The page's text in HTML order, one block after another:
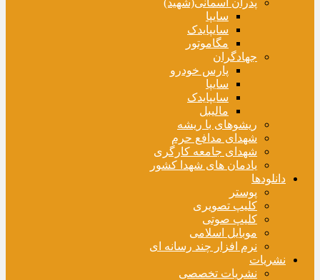
پدران آسمانی(شهید)
سایپا
سایپایدک
مگاموتور
جهادگران
پارس خودرو
سایپا
سایپایدک
مالیبل
ریشوهای با ریشه
شهدای مدافع حرم
شهدای جامعه کارگری
یادمان های شهدا کشور
دانلودها
پوستر
کلیپ تصویری
کلیپ صوتی
موبایل اسلامی
نرم افزار چند رسانه ای
نشریات
نشریات تخصصی